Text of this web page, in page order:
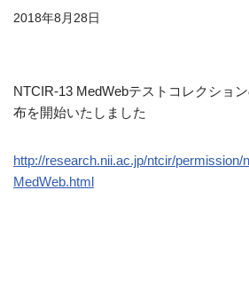
ッ
2018年8月28日
NTCIR-13 MedWebテストコレクショ
布を開始いたしました
http://research.nii.ac.jp/ntcir/permission/
MedWeb.html